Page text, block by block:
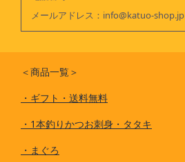
メールアドレス： info@katuo-shop.jp
＜商品一覧＞
・ ギフト・送料無料
・ 1本釣りかつお刺身・タタキ
・ まぐろ